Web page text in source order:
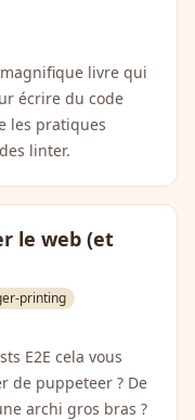
magnifique livre qui
écrire du code
les pratiques
linter.
le web (et
printing
E2E cela vous
de puppeteer ? De
archi gros bras ?